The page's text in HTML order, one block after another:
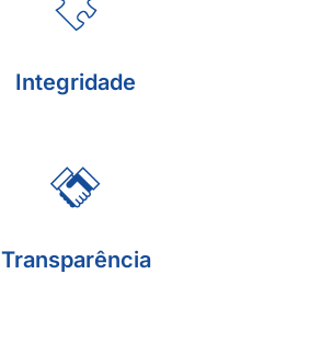
Integridade
Transparência